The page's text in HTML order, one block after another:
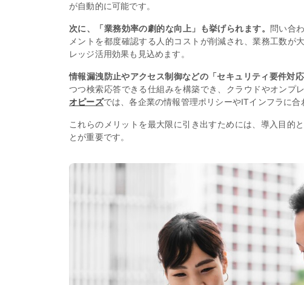
が自動的に可能です。
次に、「業務効率の劇的な向上」も挙げられます。 問い合
メントを都度確認する人的コストが削減され、業務工数が
レッジ活用効果も見込めます。
情報漏洩防止やアクセス制御などの「セキュリティ要件対
つつ検索応答できる仕組みを構築でき、クラウドやオンプ
オピーズでは、各企業の情報管理ポリシーやITインフラに合
これらのメリットを最大限に引き出すためには、導入目的
とが重要です。